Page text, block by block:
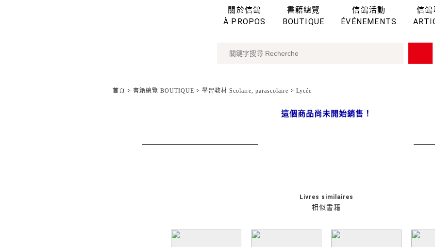
關於信鴿
À PROPOS
書籍總覽
BOUTIQUE
信鴿活動
ÉVÉNEMENTS
信鴿
首頁 > 書籍總覽 BOUTIQUE > 學習教材 Scolaire, parascolaire > Lycée
這個商品尚未開始銷售！
相似書籍
Livres similaires